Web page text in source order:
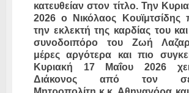
κατευθείαν στον τίτλο. Την
2026 ο Νικόλαος Κουϊμτσίδης
την εκλεκτή της καρδίας του
συνοδοιπόρο του Ζωή
μέρες αργότερα και πιο
Κυριακή 17 Μαΐου 2026
Διάκονος από τον